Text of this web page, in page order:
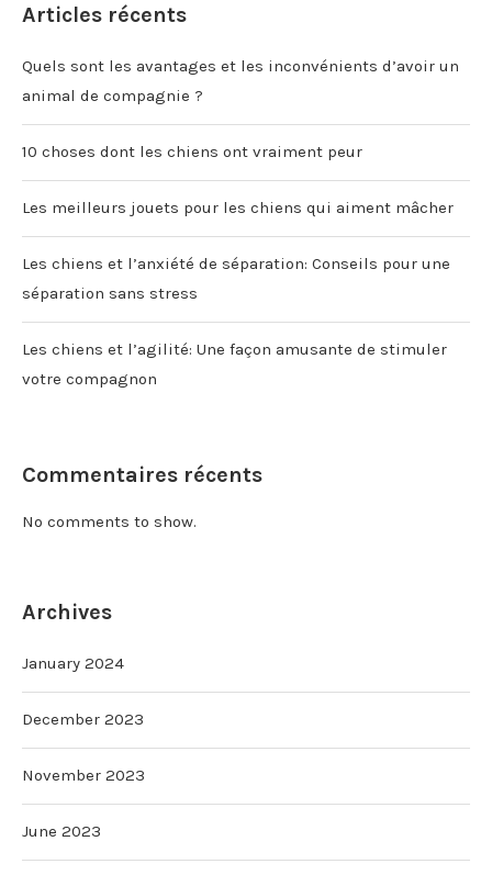
Articles récents
Quels sont les avantages et les inconvénients d’avoir un
animal de compagnie ?
10 choses dont les chiens ont vraiment peur
Les meilleurs jouets pour les chiens qui aiment mâcher
Les chiens et l’anxiété de séparation: Conseils pour une
séparation sans stress
Les chiens et l’agilité: Une façon amusante de stimuler
votre compagnon
Commentaires récents
No comments to show.
Archives
January 2024
December 2023
November 2023
June 2023